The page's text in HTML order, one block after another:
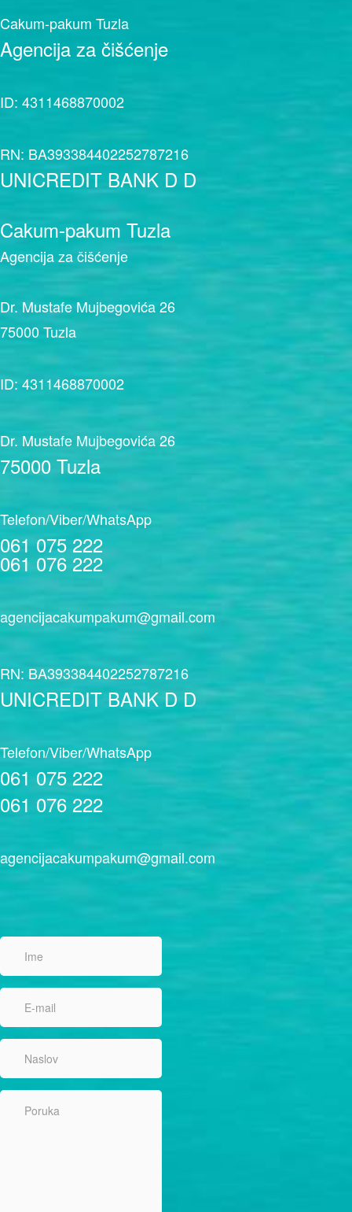
Cakum-pakum Tuzla
Agencija za čišćenje
ID: 4311468870002
RN: BA393384402252787216
UNICREDIT BANK D D
Cakum-pakum Tuzla
Agencija za čišćenje
Dr. Mustafe Mujbegovića 26
75000 Tuzla
ID: 4311468870002
Dr. Mustafe Mujbegovića 26
75000 Tuzla
Telefon/Viber/WhatsApp
061 075 222
061 076 222
agencijacakumpakum@gmail.com
RN: BA393384402252787216
UNICREDIT BANK D D
Telefon/Viber/WhatsApp
061 075 222
061 076 222
agencijacakumpakum@gmail.com